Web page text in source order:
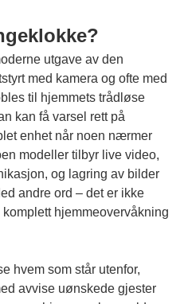
utgave av den
med kamera og ofte med
til hjemmets trådløse
kan få varsel rett på
enhet når noen nærmer
modeller tilbyr live video,
og lagring av bilder
andre ord – det er ikke
hjemmeovervåkning
hvem som står utenfor,
avvise uønskede gjester